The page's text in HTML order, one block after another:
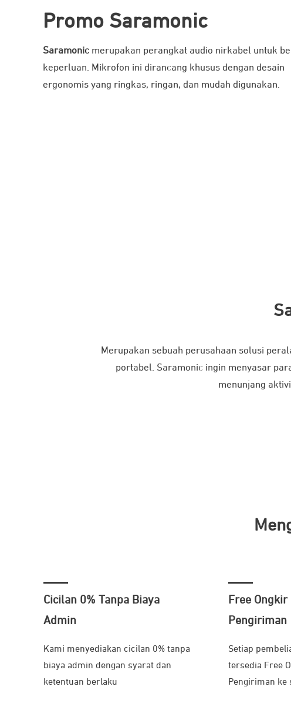
Promo Saramonic
Saramonic merupakan perangkat audio nirkabel untuk
keperluan. Mikrofon ini dirancang khusus dengan desain
ergonomis yang ringkas, ringan, dan mudah digunakan.
Merupakan sebuah perusahaan solusi
portabel. Saramonic ingin menyasar
menunjang
Cicilan 0% Tanpa Biaya
Admin
Kami menyediakan cicilan 0% tanpa
biaya admin dengan syarat dan
ketentuan berlaku
Free
Pengiriman
Setiap
tersedia Free
Pengiriman ke